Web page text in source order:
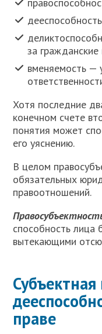
за
вменяемость —
Хотя последние
конечном счете
понятия может
его уяснению.
В целом
обязательных
правоотношений.
способность лица
вытекающими
праве